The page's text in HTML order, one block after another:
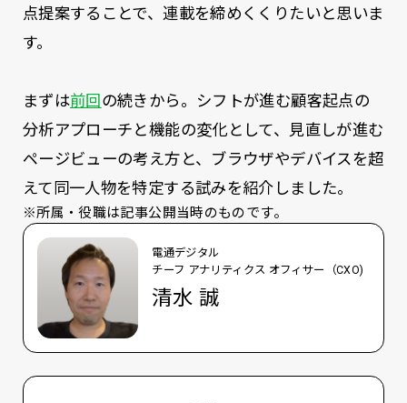
点提案することで、連載を締めくくりたいと思いま
す。
まずは前回 の続きから。シフトが進む顧客起点の
分析アプローチと機能の変化として、見直しが進む
ページビューの考え方と、ブラウザやデバイスを超
えて同一人物を特定する試みを紹介しました。
※所属・役職は記事公開当時のものです。
電通デジタル
チーフ アナリティクス オフィサー（CXO)
清水 誠